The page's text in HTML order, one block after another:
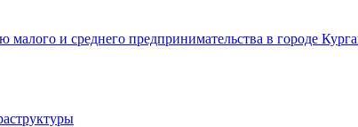
и среднего предпринимательства в городе